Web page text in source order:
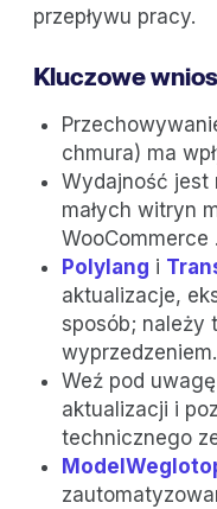
przepływu pracy.
Kluczowe
chmura) ma
Wydajność jest
małych witryn
WooCommerce .
Polylang i
aktualizacje,
sposób; należy
wyprzedzeniem.
Weź pod
aktualizacji i
technicznego